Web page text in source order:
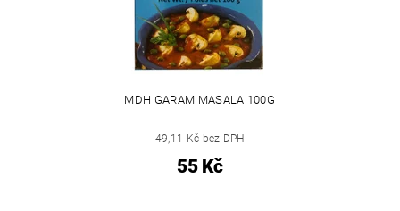
MDH GARAM MASALA 100G
49,11 Kč bez DPH
55 Kč